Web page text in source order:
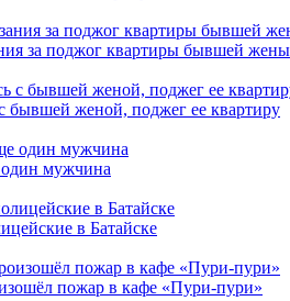
за поджог квартиры бывшей жены
бывшей женой, поджег ее квартиру
один мужчина
в Батайске
пожар в кафе «Пури-пури»